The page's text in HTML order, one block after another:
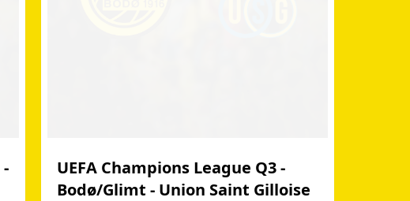
-
UEFA Champions League Q3-
Bodø/Glimt - Union Saint Gilloise